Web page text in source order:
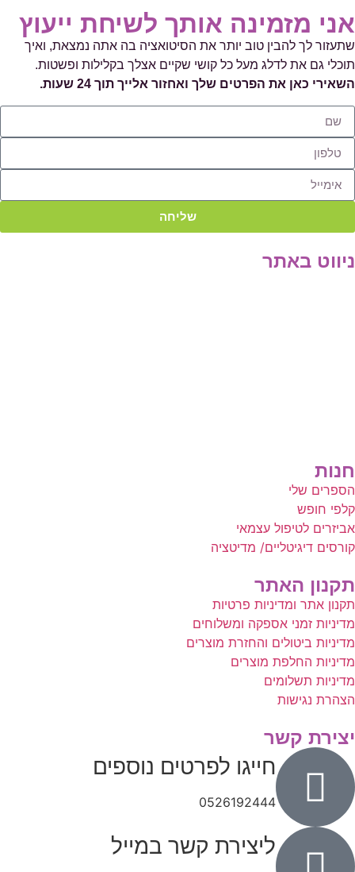
אני מזמינה אותך לשיחת ייעוץ
שתעזור לך להבין טוב יותר את הסיטואציה בה אתה נמצאת, ואיך
תוכלי גם את לדלג מעל כל קושי שקיים אצלך בקלילות ופשטות.
השאירי כאן את הפרטים שלך ואחזור אלייך תוך 24 שעות.
שליחה
ניווט באתר
חנות
הספרים שלי
קלפי חופש
אביזרים לטיפול עצמאי
קורסים דיגיטליים/ מדיטציה
תקנון האתר
תקנון אתר ומדיניות פרטיות
מדיניות זמני אספקה ומשלוחים
מדיניות ביטולים והחזרת מוצרים
מדיניות החלפת מוצרים
מדיניות תשלומים
הצהרת נגישות
יצירת קשר
חייגו לפרטים נוספים
0526192444
ליצירת קשר במייל